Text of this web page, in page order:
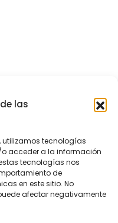
las
utilizamos tecnologías
acceder a la información
tecnologías nos
de
en este sitio. No
afectar negativamente